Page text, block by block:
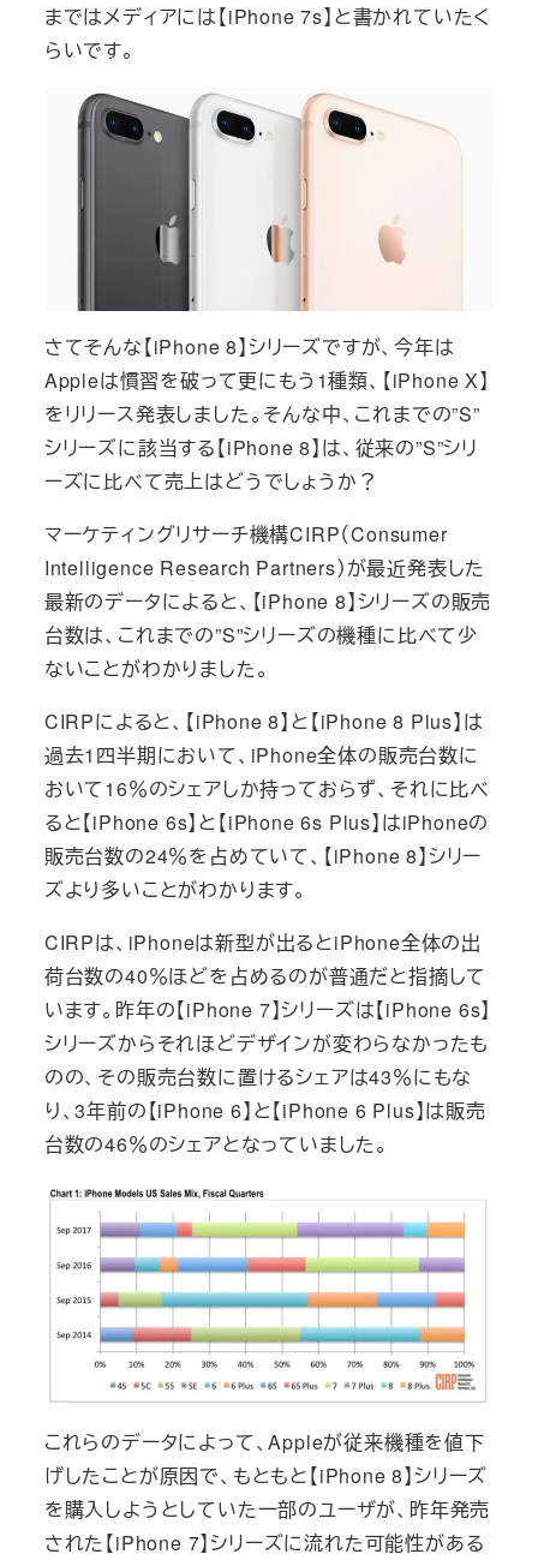
まではメディアには【iPhone 7s】と書かれていたく
らいです。
さてそんな【iPhone 8】シリーズですが、今年は
Appleは慣習を破って更にもう1種類、【iPhone X】
をリリース発表しました。そんな中、これまでの”S”
シリーズに該当する【iPhone 8】は、従来の”S”シリ
ーズに比べて売上はどうでしょうか？
マーケティングリサーチ機構CIRP（Consumer
Intelligence Research Partners）が最近発表した
最新のデータによると、【iPhone 8】シリーズの販売
台数は、これまでの”S”シリーズの機種に比べて少
ないことがわかりました。
CIRPによると、【iPhone 8】と【iPhone 8 Plus】は
過去1四半期において、iPhone全体の販売台数に
おいて16％のシェアしか持っておらず、それに比べ
ると【iPhone 6s】と【iPhone 6s Plus】はiPhoneの
販売台数の24％を占めていて、【iPhone 8】シリー
ズより多いことがわかります。
CIRPは、iPhoneは新型が出るとiPhone全体の出
荷台数の40％ほどを占めるのが普通だと指摘して
います。昨年の【iPhone 7】シリーズは【iPhone 6s】
シリーズからそれほどデザインが変わらなかったも
のの、その販売台数に置けるシェアは43％にもな
り、3年前の【iPhone 6】と【iPhone 6 Plus】は販売
台数の46％のシェアとなっていました。
これらのデータによって、Appleが従来機種を値下
げしたことが原因で、もともと【iPhone 8】シリーズ
を購入しようとしていた一部のユーザが、昨年発売
された【iPhone 7】シリーズに流れた可能性がある